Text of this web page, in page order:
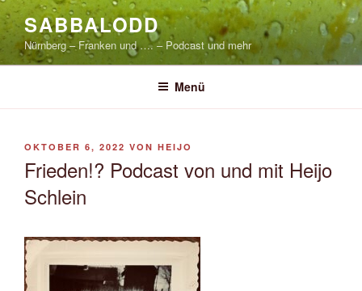
Zum
Inhalt
springen
SABBALODD
Nürnberg – Franken und …. – Podcast und mehr
Menü
VERÖFFENTLICHT
OKTOBER 6, 2022 VON HEIJO
Frieden!? Podcast von und mit Heijo
Schlein